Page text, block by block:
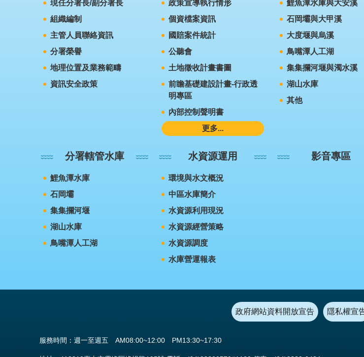
現任分署長/副分署長
組織編制
主管人員聯絡資訊
分署榮譽
地理位置及業務範疇
資訊安全政策
政策宣導執行情形
個資檔案資訊
國賠案件統計
公聽會
土地徵收計畫書圖
前瞻基礎建設計畫-行政透
明專區
內部控制聲明書
更多...
鯉魚潭水庫與大安溪
石岡壩與大甲溪
大度堰與烏溪
鳥嘴潭人工湖
集集攔河堰與濁水溪
湖山水庫
其他
分署轄管水庫
鯉魚潭水庫
石岡壩
集集攔河堰
湖山水庫
鳥嘴潭人工湖
水資源運用
環境與水文概況
中區水庫簡介
水資源利用現況
水資源經營策略
水資源調度
水庫營運報表
影音專區
政府網站資料開放宣告 隱私權宣
服務時間：週一至週五 AM08:00~12:00 PM13:30~17:30